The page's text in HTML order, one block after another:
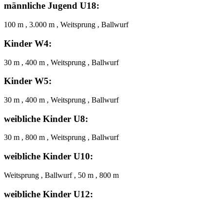
männliche Jugend U18:
100 m , 3.000 m , Weitsprung , Ballwurf
Kinder W4:
30 m , 400 m , Weitsprung , Ballwurf
Kinder W5:
30 m , 400 m , Weitsprung , Ballwurf
weibliche Kinder U8:
30 m , 800 m , Weitsprung , Ballwurf
weibliche Kinder U10:
Weitsprung , Ballwurf , 50 m , 800 m
weibliche Kinder U12: